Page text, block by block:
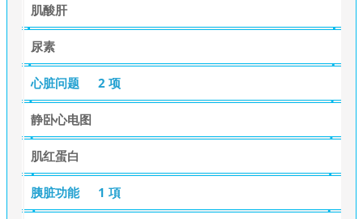
肌酸肝
尿素
心脏问题 2 项
静卧心电图
肌红蛋白
胰脏功能 1 項